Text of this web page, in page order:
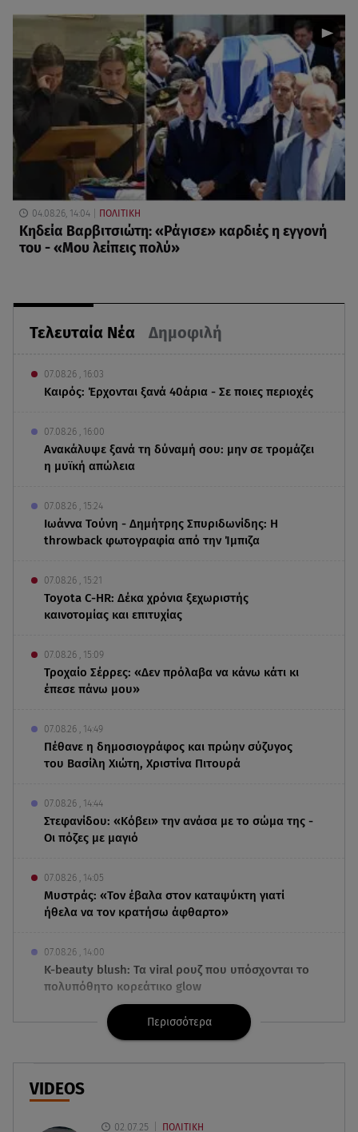
Τελευταία Νέα Δημοφιλή
07.08.26 , 16:03
Καιρός: Έρχονται ξανά 40άρια - Σε ποιες περιοχές
07.08.26 , 16:00
Ανακάλυψε ξανά τη δύναμή σου: μην σε τρομάζει
η μυϊκή απώλεια
07.08.26 , 15:24
Ιωάννα Τούνη - Δημήτρης Σπυριδωνίδης: Η
throwback φωτογραφία από την Ίμπιζα
07.08.26 , 15:21
Toyota C-HR: Δέκα χρόνια ξεχωριστής
καινοτομίας και επιτυχίας
07.08.26 , 15:09
Τροχαίο Σέρρες: «Δεν πρόλαβα να κάνω κάτι κι
έπεσε πάνω μου»
07.08.26 , 14:49
Πέθανε η δημοσιογράφος και πρώην σύζυγος
του Βασίλη Χιώτη, Χριστίνα Πιτουρά
07.08.26 , 14:44
Στεφανίδου: «Κόβει» την ανάσα με το σώμα της -
Οι πόζες με μαγιό
07.08.26 , 14:05
Μυστράς: «Τον έβαλα στον καταψύκτη γιατί
ήθελα να τον κρατήσω άφθαρτο»
07.08.26 , 14:00
K-beauty blush: Τα viral ρουζ που υπόσχονται το
πολυπόθητο κορεάτικο glow
07.08.26 , 13:42
Παραλίες: Πάνω από 1.500 έλεγχοι - Στη μάχη
drones και νέες τεχνολογίες
07.08.26 , 13:33
Καινούργιου:Πένθος για συνεργάτιδά της «Θα
Περισσότερα
VIDEOS
02.07.25 ΠΟΛΙΤΙΚΗ
04.08.26, 14:04 ΠΟΛΙΤΙΚΗ
Κηδεία Βαρβιτσιώτη: «Ράγισε» καρδιές η εγγονή
του - «Μου λείπεις πολύ»